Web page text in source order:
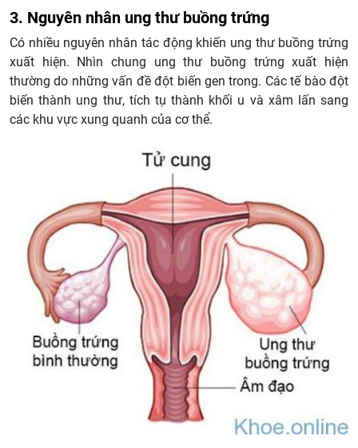
3. Nguyên nhân ung thư buồng trứng
Có nhiều nguyên nhân tác động khiến ung thư buồng trứng
xuất hiện. Nhìn chung ung thư buồng trứng xuất hiện
thường do những vấn đề đột biến gen trong. Các tế bào đột
biến thành ung thư, tích tụ thành khối u và xâm lấn sang
các khu vực xung quanh của cơ thể.